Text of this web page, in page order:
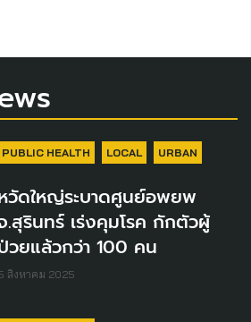
PUBLIC HEALTH LOCAL URBAN
วัดใหญ่ระบาดศูนย์อพยพ
.สุรินทร์ เร่งคุมโรค กักตัวผู้
วยแล้วกว่า 100 คน
สิงหาคม 2025